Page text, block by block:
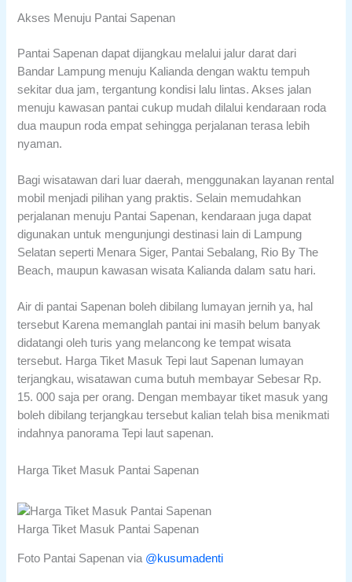
Akses Menuju Pantai Sapenan
Pantai Sapenan dapat dijangkau melalui jalur darat dari
Bandar Lampung menuju Kalianda dengan waktu tempuh
sekitar dua jam, tergantung kondisi lalu lintas. Akses jalan
menuju kawasan pantai cukup mudah dilalui kendaraan roda
dua maupun roda empat sehingga perjalanan terasa lebih
nyaman.
Bagi wisatawan dari luar daerah, menggunakan layanan rental
mobil menjadi pilihan yang praktis. Selain memudahkan
perjalanan menuju Pantai Sapenan, kendaraan juga dapat
digunakan untuk mengunjungi destinasi lain di Lampung
Selatan seperti Menara Siger, Pantai Sebalang, Rio By The
Beach, maupun kawasan wisata Kalianda dalam satu hari.
Air di pantai Sapenan boleh dibilang lumayan jernih ya, hal
tersebut Karena memanglah pantai ini masih belum banyak
didatangi oleh turis yang melancong ke tempat wisata
tersebut. Harga Tiket Masuk Tepi laut Sapenan lumayan
terjangkau, wisatawan cuma butuh membayar Sebesar Rp.
15. 000 saja per orang. Dengan membayar tiket masuk yang
boleh dibilang terjangkau tersebut kalian telah bisa menikmati
indahnya panorama Tepi laut sapenan.
Harga Tiket Masuk Pantai Sapenan
Harga Tiket Masuk Pantai Sapenan
Foto Pantai Sapenan via @kusumadenti